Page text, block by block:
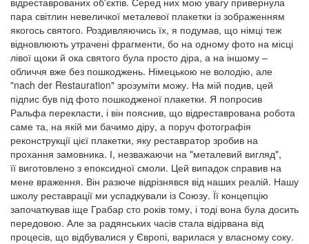
пара світлин невеличкої металевої плакетки із зображенням
якогось святого. Роздивляючись їх, я подумав, що німці теж
відновлюють утрачені фрагменти, бо на одному фото на місці
лівої щоки й ока святого була просто діра, а на іншому –
обличчя вже без пошкоджень. Німецькою не володію, але
"nach der Restauration" зрозуміти можу. На мій подив, цей
підпис був під фото пошкодженої плакетки. Я попросив
Ральфа перекласти, і він пояснив, що відреставрована робота
саме та, на якій ми бачимо діру, а поруч фотографія
реконструкції цієї плакетки, яку реставратор зробив на
прохання замовника. І, незважаючи на "металевий вигляд",
її виготовлено з епоксидної смоли. Цей випадок справив на
мене враження. Він разюче відрізнявся від наших реалій. Нашу
школу реставрації ми успадкували із Союзу. Її концепцію
започаткував іще Грабар сто років тому, і тоді вона була досить
передовою. Але за радянських часів стала відірвана від
процесів, що відбувалися у Європі, варилася у власному соку.